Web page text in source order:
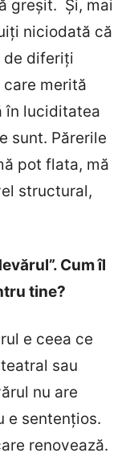
greşit. Și, mai
niciodată că
de diferiţi
merită
în luciditatea
sunt. Părerile
pot flata, mă
structural,
Cum îl
tine?
e ceea ce
sau
nu are
e sentenţios.
renovează.